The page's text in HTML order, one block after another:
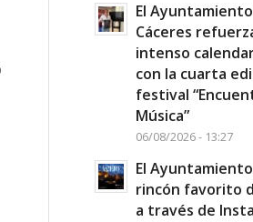
El
Cáceres
intenso
con la cuarta
festival
Música”
06/08/2026 - 13:27
El
rincón favorito
a través de